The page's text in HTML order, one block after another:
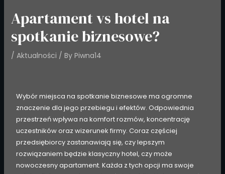
Apartament vs hotel na
spotkanie biznesowe?
/ Aktualności / By Piwna14
Wybór miejsca na spotkanie biznesowe ma ogromne
znaczenie dla jego przebiegu i efektów. Odpowiednia
przestrzeń wpływa na komfort rozmów, koncentrację
uczestników oraz wizerunek firmy. Coraz częściej
przedsiębiorcy zastanawiają się, czy lepszym
rozwiązaniem będzie klasyczny hotel, czy może
nowoczesny apartament. Każda z tych opcji ma swoje